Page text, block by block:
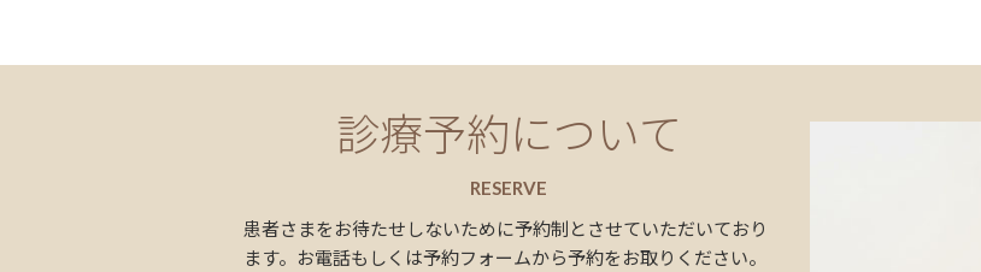
診療予約について
RESERVE
患者さまをお待たせしないために予約制とさせていただいており
ます。お電話もしくは予約フォームから予約をお取りください。